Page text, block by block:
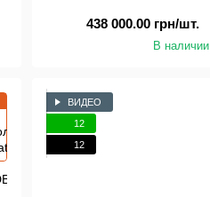
438 000.00 грн/шт.
В наличии
ВИДЕО
12
12